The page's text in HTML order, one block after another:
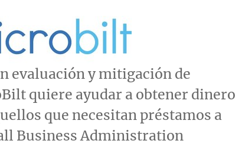
evaluación y mitigación de
quiere ayudar a obtener dinero
que necesitan préstamos a
Business Administration